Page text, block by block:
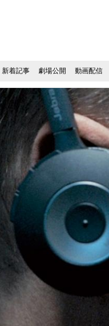
新着記事 劇場公開 動画配信